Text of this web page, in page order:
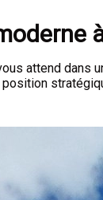
attend dans